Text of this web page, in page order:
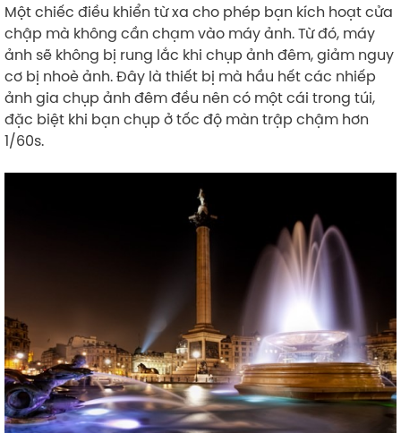
Một chiếc điều khiển từ xa cho phép bạn kích hoạt cửa
chập mà không cần chạm vào máy ảnh. Từ đó, máy
ảnh sẽ không bị rung lắc khi chụp ảnh đêm, giảm nguy
cơ bị nhoè ảnh. Đây là thiết bị mà hầu hết các nhiếp
ảnh gia chụp ảnh đêm đều nên có một cái trong túi,
đặc biệt khi bạn chụp ở tốc độ màn trập chậm hơn
1/60s.